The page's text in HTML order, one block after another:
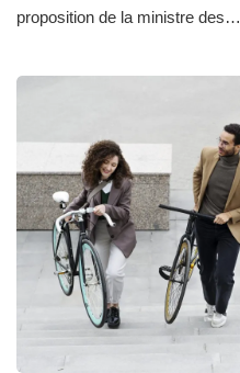
proposition de la ministre des…